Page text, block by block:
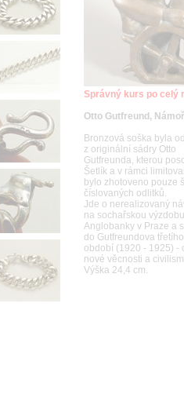
Správný kurs po celý
Otto Gutfreund,
Bronzová soška byla
z originální sádry Otto
Gutfreunda, kterou
Šetlík a v rámci
bylo zhotoveno pouze
číslovaných odlitků.
Jde o nerealizovaný
na sochařskou
Anglobanky v Praze a
do Gutfreundova
období (1920 - 1925) -
nové věcnosti a
Výška 24,4 cm.